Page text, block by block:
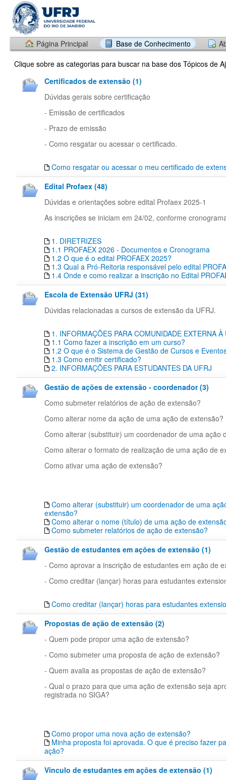
Página Principal Base de Conhecimento
Clique sobre as categorias para buscar na base dos Tópicos de
Certificados de extensão (1)
Dúvidas gerais sobre certificação
- Emissão de certificados
- Prazo de emissão
- Como resgatar ou acessar o certificado.
Como resgatar ou acessar o meu certificado de
Edital Profaex (48)
Dúvidas e orientações sobre edital Profaex 2025-1
As inscrições se iniciam em 24/02, conforme
1. DIRETRIZES
1.1 PROFAEX 2026 - Documentos e Cronograma
1.2 O que é o edital PROFAEX 2025?
1.3 Qual a Pró-Reitoria responsável pelo edital
1.4 Onde e como realizar a inscrição no Edital
Escola de Extensão UFRJ (31)
Dúvidas relacionadas a cursos de extensão da UFRJ.
1. INFORMAÇÕES PARA COMUNIDADE EXTERNA À
1.1 Como fazer a inscrição em um curso?
1.2 O que é o Sistema de Gestão de Cursos e
1.3 Como emitir certificado?
2. INFORMAÇÕES PARA ESTUDANTES DA UFRJ
Gestão de ações de extensão - coordenador (3)
Como submeter relatórios de ação de extensão?
Como alterar nome da ação de uma ação de extensão?
Como alterar (substituir) um coordenador de uma ação
Como alterar o formato de realização de uma ação de
Como ativar uma ação de extensão?
Como alterar (substituir) um coordenador de uma
extensão?
Como alterar o nome (título) de uma ação de
Como submeter relatórios de ação de extensão?
Gestão de estudantes em ações de extensão (1)
- Como aprovar a inscrição de estudantes em ação de
- Como creditar (lançar) horas para estudantes
Como creditar (lançar) horas para estudantes
Propostas de ação de extensão (2)
- Quem pode propor uma ação de extensão?
- Como submeter uma proposta de ação de extensão?
- Quem avalia as propostas de ação de extensão?
- Qual o prazo para que uma ação de extensão seja
registrada no SIGA?
Como propor uma nova ação de extensão?
Minha proposta foi aprovada. O que é preciso fazer
ação?
Vinculo de estudantes em ações de extensão (1)